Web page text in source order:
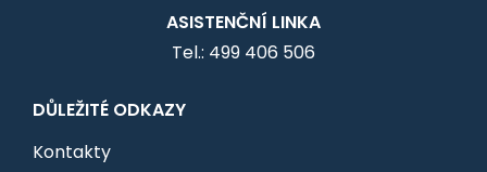
ASISTENČNÍ LINKA
Tel.: 499 406 506
DŮLEŽITÉ ODKAZY
Kontakty